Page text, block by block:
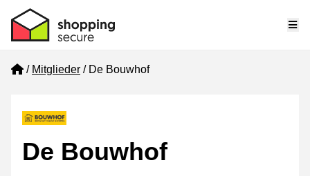
Home
Mitglieder De Bouwhof
De Bouwhof